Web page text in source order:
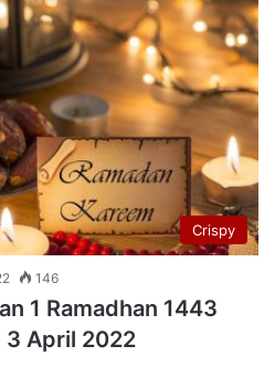
Crispy
146
1 Ramadhan 1443
3 April 2022